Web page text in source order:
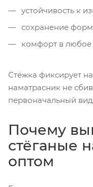
устойчивость к
сохранение
комфорт в любое
Стёжка фиксирует
наматрасник не
первоначальный
Почему
стёганые
оптом